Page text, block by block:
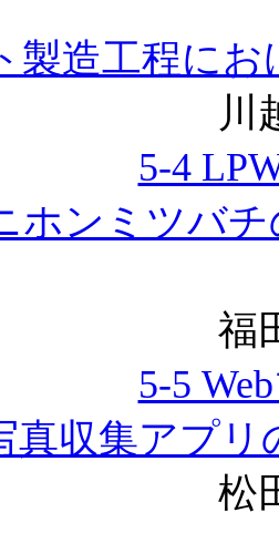
製造工程に
敏
5-4
ホンミツバ
修之，
5-5
真収集アプリ
裕貴